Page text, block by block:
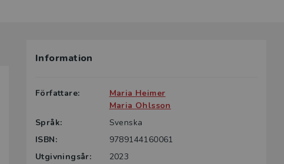
Information
Författare:
Maria Heimer
Maria Ohlsson
Språk:
Svenska
ISBN:
9789144160061
Utgivningsår:
2023